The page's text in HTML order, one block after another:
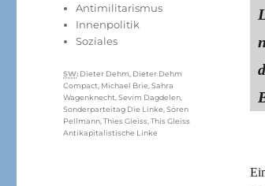
Kategorien
Antimilitarismus
Innenpolitik
Soziales
Schlagwörter
SW: Dieter Dehm Dieter Dehm
Compact Michael Brie ,Sahra
Wagenknecht ,Sevim Dagdelen
Sonderparteitag Die Linke ,Sören
Pellmann ,Thies Gleiss ,This Gleiss
Antikapitalistische Linke